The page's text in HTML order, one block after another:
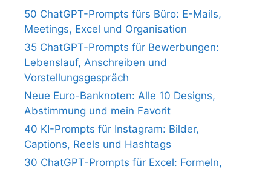
50 ChatGPT-Prompts fürs Büro: E-Mails,
Meetings, Excel und Organisation
35 ChatGPT-Prompts für Bewerbungen:
Lebenslauf, Anschreiben und
Vorstellungsgespräch
Neue Euro-Banknoten: Alle 10 Designs,
Abstimmung und mein Favorit
40 KI-Prompts für Instagram: Bilder,
Captions, Reels und Hashtags
30 ChatGPT-Prompts für Excel: Formeln,